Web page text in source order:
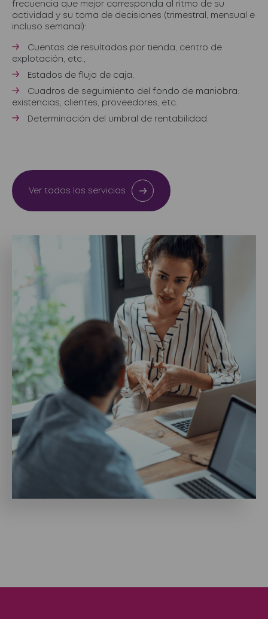
frecuencia que mejor corresponda al ritmo de su
actividad y su toma de decisiones (trimestral, mensual e
incluso semanal):
Cuentas de resultados por tienda, centro de
explotación, etc.,
Estados de flujo de caja,
Cuadros de seguimiento del fondo de maniobra:
existencias, clientes, proveedores, etc.
Determinación del umbral de rentabilidad.
Ver todos los servicios